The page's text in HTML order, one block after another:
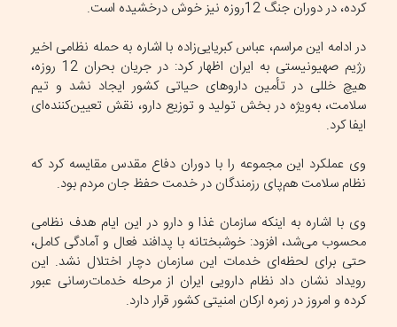
کرده، در دوران جنگ 12روزه نیز خوش درخشیده است.
در ادامه این مراسم، عباس کبریایی‌زاده با اشاره به حمله نظامی اخیر
رژیم صهیونیستی به ایران اظهار کرد: در جریان بحران 12 روزه،
هیچ خللی در تأمین داروهای حیاتی کشور ایجاد نشد و تیم
سلامت، به‌ویژه در بخش تولید و توزیع دارو، نقش تعیین‌کننده‌ای
ایفا کرد.
وی عملکرد این مجموعه را با دوران دفاع مقدس مقایسه کرد که
نظام سلامت هم‌پای رزمندگان در خدمت حفظ جان مردم بود.
وی با اشاره به اینکه سازمان غذا و دارو در این ایام هدف نظامی
محسوب می‌شد، افزود: خوشبختانه با پدافند فعال و آمادگی کامل،
حتی برای لحظه‌ای خدمات این سازمان دچار اختلال نشد. این
رویداد نشان داد نظام دارویی ایران از مرحله خدمات‌رسانی عبور
کرده و امروز در زمره ارکان امنیتی کشور قرار دارد.